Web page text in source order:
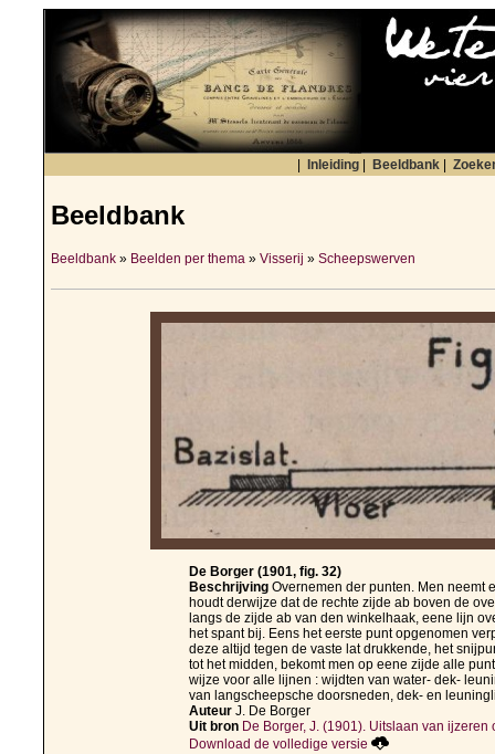
Inleiding Beeldbank
Beeldbank
Beeldbank » Beelden per thema » Visserij » Scheepswerven
De Borger (1901, fig. 32)
Beschrijving Overnemen der punten. Men neemt
houdt derwijze dat de rechte zijde ab boven de
langs de zijde ab van den winkelhaak, eene lijn
het spant bij. Eens het eerste punt opgenomen
deze altijd tegen de vaste lat drukkende, het
tot het midden, bekomt men op eene zijde alle
wijze voor alle lijnen : wijdten van water- dek-
van langscheepsche doorsneden, dek- en
Auteur J. De Borger
Uit bron De Borger, J. (1901). Uitslaan van ijzeren
Download de volledige versie